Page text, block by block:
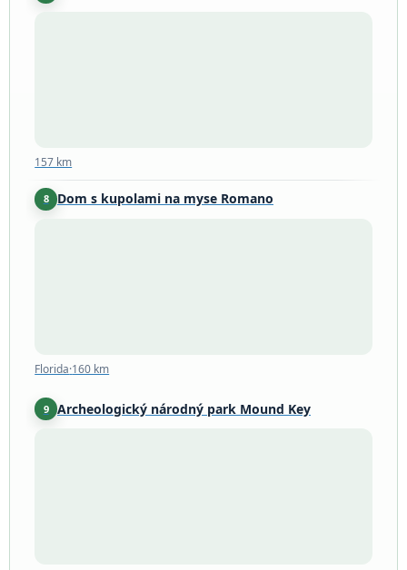
157 km
8 Dom s kupolami na myse Romano
Florida·160 km
9 Archeologický národný park Mound Key